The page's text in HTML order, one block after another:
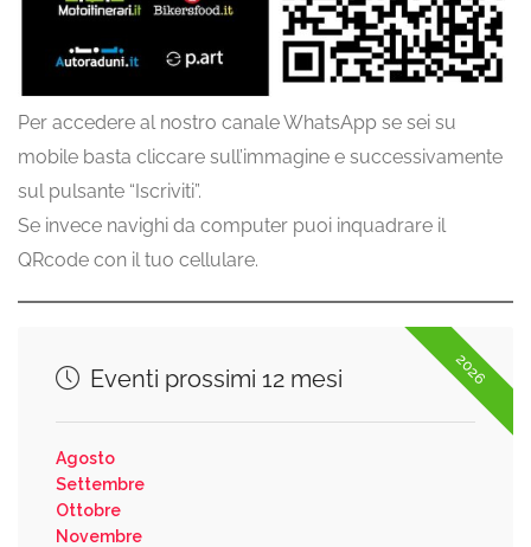
Per accedere al nostro canale WhatsApp se sei su
mobile basta cliccare sull’immagine e successivamente
sul pulsante “Iscriviti”.
Se invece navighi da computer puoi inquadrare il
QRcode con il tuo cellulare.
2026
Eventi prossimi 12 mesi
Agosto
Settembre
Ottobre
Novembre